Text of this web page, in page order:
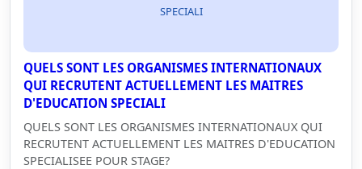
SPECIALI
QUELS SONT LES ORGANISMES INTERNATIONAUX
QUI RECRUTENT ACTUELLEMENT LES MAITRES
D'EDUCATION SPECIALI
QUELS SONT LES ORGANISMES INTERNATIONAUX QUI
RECRUTENT ACTUELLEMENT LES MAITRES D'EDUCATION
SPECIALISEE POUR STAGE?